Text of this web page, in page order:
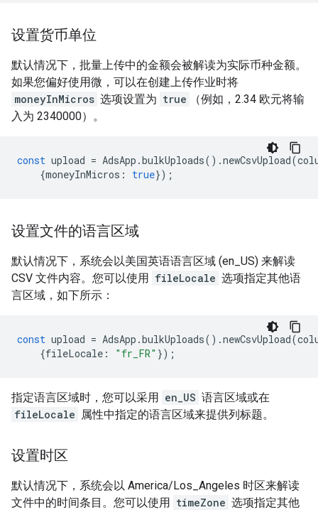
设置货币单位
默认情况下，批量上传中的金额会被解读为实际币种金额。
如果您偏好使用微，可以在创建上传作业时将
moneyInMicros 选项设置为 true
（例如，2.34 欧元将输
入为 2340000）。
const upload = AdsApp .bulkUploads().newCsvUpload(
{moneyInMicros : true});
设置文件的语言区域
默认情况下，系统会以美国英语语言区域 (en_US) 来解读
CSV 文件内容。您可以使用 fileLocale 选项指定其他语
言区域，如下所示：
const upload = AdsApp .bulkUploads().newCsvUpload(
{fileLocale : "fr_FR" });
指定语言区域时，您可以采用 en_US 语言区域或在
fileLocale 属性中指定的语言区域来提供列标题。
设置时区
默认情况下，系统会以 America/Los_Angeles 时区来解读
文件中的时间条目。您可以使用 timeZone 选项指定其他